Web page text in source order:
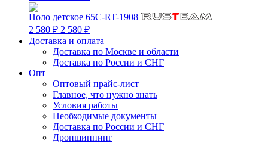
Поло детское 65C-RT-1908
2 580 ₽ 2 580 ₽
Доставка и оплата
Доставка по Москве и области
Доставка по России и СНГ
Опт
Оптовый прайс-лист
Главное, что нужно знать
Условия работы
Необходимые документы
Доставка по России и СНГ
Дропшиппинг